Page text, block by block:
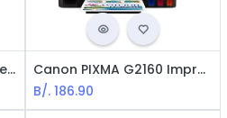
Canon Pixma G4110 Impresora Multifuncional - Impresora / Escáner / Fax / Copiador / WiFi / Negra
Canon PIXMA G2160 Impresora Multifuncional con Tecnologia Inyección / USB / Negro
B/. 186.90